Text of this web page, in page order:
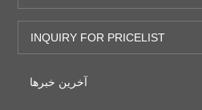
INQUIRY FOR PRICELIST
آخرین خبرها